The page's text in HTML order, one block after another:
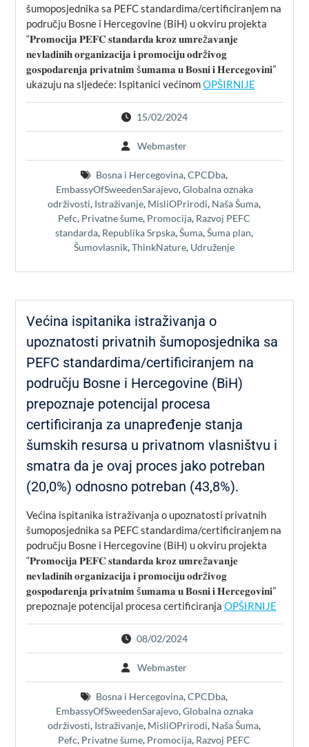
šumoposjednika sa PEFC standardima/certificiranjem na
području Bosne i Hercegovine (BiH) u okviru projekta
“𝐏𝐫𝐨𝐦𝐨𝐜𝐢𝐣𝐚 𝐏𝐄𝐅𝐂 𝐬𝐭𝐚𝐧𝐝𝐚𝐫𝐝𝐚 𝐤𝐫𝐨𝐳 𝐮𝐦𝐫𝐞ž𝐚𝐯𝐚𝐧𝐣𝐞
𝐧𝐞𝐯𝐥𝐚𝐝𝐢𝐧𝐢𝐡 𝐨𝐫𝐠𝐚𝐧𝐢𝐳𝐚𝐜𝐢𝐣𝐚 𝐢 𝐩𝐫𝐨𝐦𝐨𝐜𝐢𝐣𝐮 𝐨𝐝𝐫ž𝐢𝐯𝐨𝐠
𝐠𝐨𝐬𝐩𝐨𝐝𝐚𝐫𝐞𝐧𝐣𝐚 𝐩𝐫𝐢𝐯𝐚𝐭𝐧𝐢𝐦 š𝐮𝐦𝐚𝐦𝐚 𝐮 𝐁𝐨𝐬𝐧𝐢 𝐢 𝐇𝐞𝐫𝐜𝐞𝐠𝐨𝐯𝐢𝐧𝐢”
ukazuju na sljedeće: Ispitanici većinomOPŠIRNIJE
15/02/2024
Webmaster
Bosna i Hercegovina,CPCDba,
EmbassyOfSweedenSarajevo,Globalna oznaka
održivosti, Istraživanje, MisliOPrirodi, Naša Šuma,
Pefc, Privatne šume, Promocija, Razvoj PEFC
standarda, Republika Srpska,Šuma,Šuma plan,
Šumovlasnik,ThinkNature, Udruženje
Većina ispitanika istraživanja o
upoznatosti privatnih šumoposjednika sa
PEFC standardima/certificiranjem na
području Bosne i Hercegovine (BiH)
prepoznaje potencijal procesa
certificiranja za unapređenje stanja
šumskih resursa u privatnom vlasništvu i
smatra da je ovaj proces jako potreban
(20,0%) odnosno potreban (43,8%).
Većina ispitanika istraživanja o upoznatosti privatnih
šumoposjednika sa PEFC standardima/certificiranjem na
području Bosne i Hercegovine (BiH) u okviru projekta
“𝐏𝐫𝐨𝐦𝐨𝐜𝐢𝐣𝐚 𝐏𝐄𝐅𝐂 𝐬𝐭𝐚𝐧𝐝𝐚𝐫𝐝𝐚 𝐤𝐫𝐨𝐳 𝐮𝐦𝐫𝐞ž𝐚𝐯𝐚𝐧𝐣𝐞
𝐧𝐞𝐯𝐥𝐚𝐝𝐢𝐧𝐢𝐡 𝐨𝐫𝐠𝐚𝐧𝐢𝐳𝐚𝐜𝐢𝐣𝐚 𝐢 𝐩𝐫𝐨𝐦𝐨𝐜𝐢𝐣𝐮 𝐨𝐝𝐫ž𝐢𝐯𝐨𝐠
𝐠𝐨𝐬𝐩𝐨𝐝𝐚𝐫𝐞𝐧𝐣𝐚 𝐩𝐫𝐢𝐯𝐚𝐭𝐧𝐢𝐦 š𝐮𝐦𝐚𝐦𝐚 𝐮 𝐁𝐨𝐬𝐧𝐢 𝐢 𝐇𝐞𝐫𝐜𝐞𝐠𝐨𝐯𝐢𝐧𝐢”
prepoznaje potencijal procesa certificiranja OPŠIRNIJE
08/02/2024
Webmaster
Bosna i Hercegovina,CPCDba,
EmbassyOfSweedenSarajevo,Globalna oznaka
održivosti, Istraživanje, MisliOPrirodi, Naša Šuma,
Pefc, Privatne šume, Promocija, Razvoj PEFC